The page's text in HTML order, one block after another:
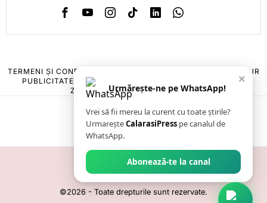
TERMENI ȘI CONDIȚII
POLITICA DE ANULARE & RETUR
PUBLICITATE ONLINE & TIPĂRITĂ
CONTACT
ZIARUL ANUNȚUL CĂLĂRĂȘEAN
©2026 - Toate drepturile sunt rezervate.
×
Urmărește-ne pe WhatsApp!
Vrei să fii mereu la curent cu toate știrile?
UrmareșteCalarasiPress pe canalul de
WhatsApp.
Abonează-te la canal